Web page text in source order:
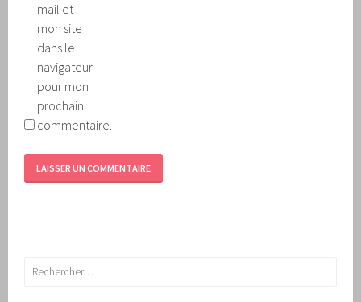
mail et
mon site
dans le
navigateur
pour mon
prochain
commentaire.
Rechercher :